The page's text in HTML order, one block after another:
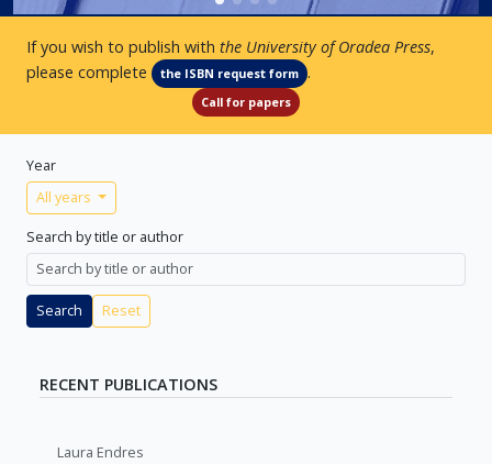
If you wish to publish with the University of Oradea Press,
please complete
the ISBN request form .
Call for papers
Year
All years
Search by title or author
Search Reset
RECENT PUBLICATIONS
Laura Endres